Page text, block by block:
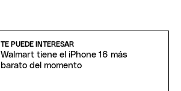
TE PUEDE INTERESAR
Walmart tiene el iPhone 16 más
barato del momento